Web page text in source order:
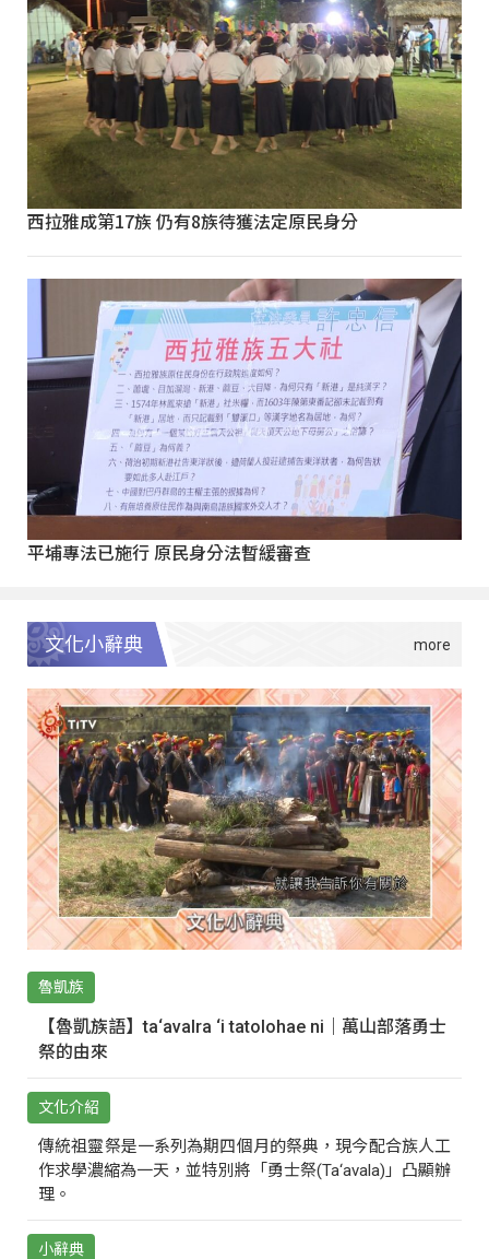
西拉雅成第17族 仍有8族待獲法定原民身分
平埔專法已施行 原民身分法暫緩審查
文化小辭典
魯凱族
【魯凱族語】ta‘avalra ‘i tatolohae ni｜萬山部落勇士
祭的由來
文化介紹
傳統祖靈祭是一系列為期四個月的祭典，現今配合族人工
作求學濃縮為一天，並特別將「勇士祭(Ta‘avala)」凸顯辦
理。
小辭典